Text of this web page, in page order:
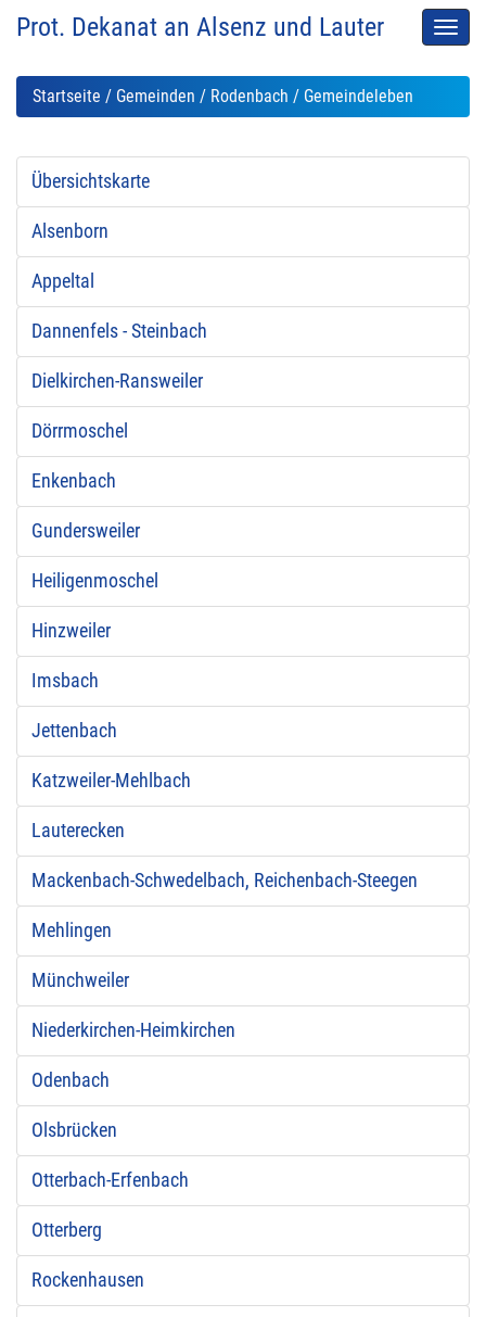
Prot. Dekanat an Alsenz und Lauter
Startseite / Gemeinden / Rodenbach / Gemeindeleben
Übersichtskarte
Alsenborn
Appeltal
Dannenfels - Steinbach
Dielkirchen-Ransweiler
Dörrmoschel
Enkenbach
Gundersweiler
Heiligenmoschel
Hinzweiler
Imsbach
Jettenbach
Katzweiler-Mehlbach
Lauterecken
Mackenbach-Schwedelbach, Reichenbach-Steegen
Mehlingen
Münchweiler
Niederkirchen-Heimkirchen
Odenbach
Olsbrücken
Otterbach-Erfenbach
Otterberg
Rockenhausen